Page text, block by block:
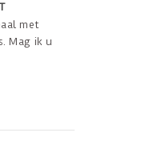
met
Mag ik u
Jane